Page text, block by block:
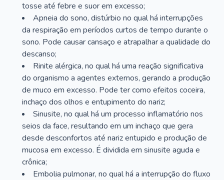
tosse até febre e suor em excesso;
Apneia do sono, distúrbio no qual há interrupções
da respiração em períodos curtos de tempo durante o
sono. Pode causar cansaço e atrapalhar a qualidade do
descanso;
Rinite alérgica, no qual há uma reação significativa
do organismo a agentes externos, gerando a produção
de muco em excesso. Pode ter como efeitos coceira,
inchaço dos olhos e entupimento do nariz;
Sinusite, no qual há um processo inflamatório nos
seios da face, resultando em um inchaço que gera
desde desconfortos até nariz entupido e produção de
mucosa em excesso. É dividida em sinusite aguda e
crônica;
Embolia pulmonar, no qual há a interrupção do fluxo